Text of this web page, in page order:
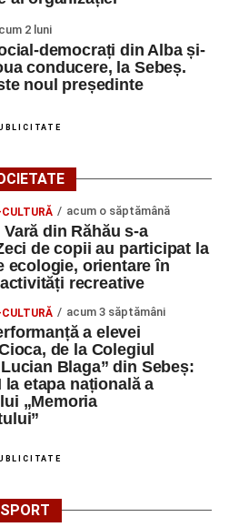
pentru trup, minte și suflet,
de aer într-un bombardament
(Prof. Boncea Niculina
de adresare, tonul și gestica
organizatorii au anunțat tema
dintre caracter, valori și
care au abordat comunicarea
participarea și luarea
Educațională își propune
despre valorile care
și despre rolul
2 luni
democrați din Alba și-
conducere, la Sebeș.
noul președinte
acum o săptămână
din Răhău s-a
de copii au participat la
ecologie, orientare în
recreative
acum 3 săptămâni
a elevei
de la Colegiul
Blaga” din Sebeș:
la etapa națională a
„Memoria
SPORT